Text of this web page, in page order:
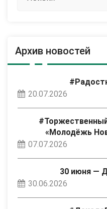
Архив новостей
20.07.2026
«Молодёжь
07.07.2026
30 июня —
30.06.2026